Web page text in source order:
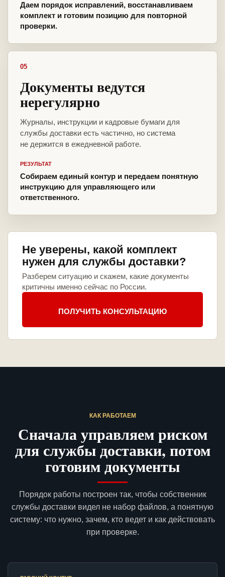
Даем порядок исправлений, восстанавливаем
комплект и готовим позицию для повторной
проверки.
05
Документы ведутся
нерегулярно
Журналы, инструкции и кадровые бумаги для
службы доставки есть частично, но система
не держится в ежедневной работе.
РЕЗУЛЬТАТ
Собираем единый контур и передаем понятную
инструкцию для управляющего или
ответственного.
Не уверены, какой комплект
нужен для службы доставки?
Разберем ситуацию и скажем, какие документы
критичны именно сейчас по России.
ПОЛУЧИТЬ КОНСУЛЬТАЦИЮ
КАК РАБОТАЕМ
Сначала управляем риском
для службы доставки, потом
готовим документы
Порядок работы построен так, чтобы собственник
службы доставки видел не набор файлов, а понятную
систему: что нужно, зачем, кто ведет и как действовать
при проверке.